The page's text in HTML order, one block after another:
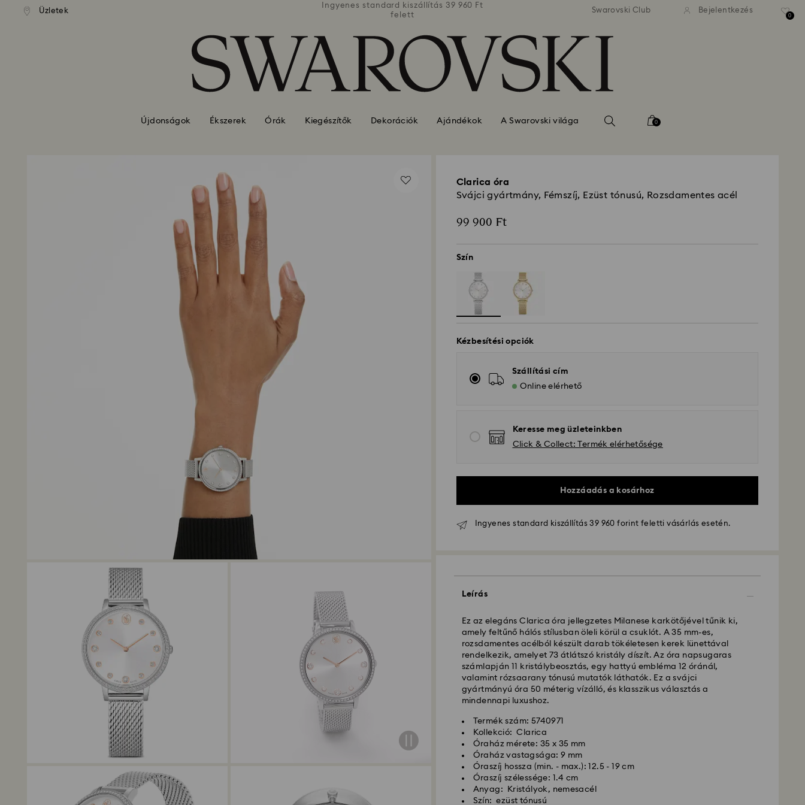
Hozzáférési-kulcs lista
Üzletek
kiszállítás 39 960 Ft
felett
Ingyenes standard kiszállítás 39 960 Ft
felett
Ingyenes standard kiszállítás 39 960 Ft
felett
Ingyenes standard kiszállítás
felett
Swarovski Club Bejelentkezés
0
Újdonságok Ékszerek Órák Kiegészítők Dekorációk Ajándékok A Swarovski világa 0
Clarica óra
Svájci gyártmány, Fémszíj, Ezüst tónusú, Rozsdamentes acél
99 900 Ft
Szín
Kézbesítési opciók
Szállítási cím
Online elérhető
Keresse meg üzleteinkben
Click & Collect: Termék elérhetősége
Hozzáadás a kosárhoz
Ingyenes standard kiszállítás 39 960 forint feletti vásárlás esetén.
Leírás
Ez az elegáns Clarica óra jellegzetes Milanese karkötőjével tűnik ki,
amely feltűnő hálós stílusban öleli körül a csuklót. A 35 mm-es,
rozsdamentes acélból készült darab tökéletesen kerek lünettával
rendelkezik, amelyet 73 átlátszó kristály díszít. Az óra napsugaras
számlapján 11 kristálybeosztás, egy hattyú embléma 12 óránál,
valamint rózsaarany tónusú mutatók láthatók. Ez a svájci
gyártmányú óra 50 méterig vízálló, és klasszikus választás a
mindennapi luxushoz.
Termék szám: 5740971
Kollekció: Clarica
Óraház mérete: 35 x 35 mm
Óraház vastagsága: 9 mm
Óraszíj hossza (min. - max.): 12.5 - 19 cm
Óraszíj szélessége: 1.4 cm
Anyag: Kristályok, nemesacél
Szín: ezüst tónusú
Hagyományos szállítás - GLS
A hétfőtől péntekig 10:00 óráig leadott megrendeléseket még aznap
dolgozzuk fel majd szállítjuk ki.
Hagyományos kiszállítási: 3 munkanap a feldolgozás és a szállítás
Hagyományos kiszállítási költség: HUF 2'000
Ingyenes kiszállítás a rendelések felett: HUF 39 960
Expressz kiszállítási -FedEx
A hétfőtől péntekig, CET 14:30 óráig leadott megrendeléseket még